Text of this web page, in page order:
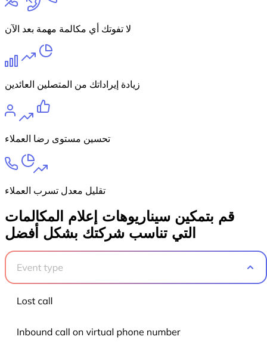
لا تفوتك أي مكالمة مهمة بعد الآن
زيادة إيراداتك من المتصلين العائدين
تحسين مستوى رضا العملاء
تقليل معدل تسرب العملاء
قم بتمكين سيناريوهات إعلام المكالمات
التي تناسب شركتك بشكل أفضل